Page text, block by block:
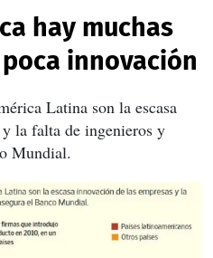
hay muchas
innovación
Latina son la escasa
la falta de ingenieros y
Mundial.